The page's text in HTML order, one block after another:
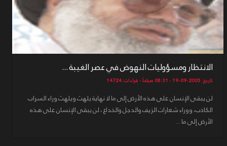
الانتظار ومسؤوليات النهوض في عصر الغيبة ...
تاريخ: 2005-09-19 - 08:31 صباحاً - قراءات: 14724
لن يبقى الإنسان على هذه الأرض إلى ما لا نهاية يلهث ويلهث وراء السراب
الكاذب، ووراء شعارات الزيف والدجل والخداع ، لن يبقى الإنسان على هذه
الأرض إلى ما ...